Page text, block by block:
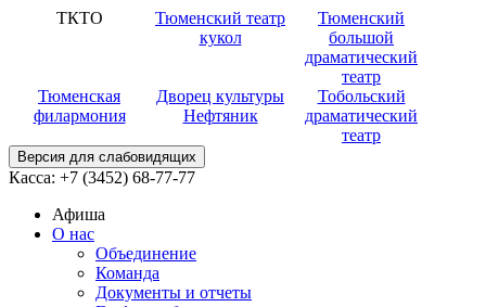
ТКТО
Тюменский театр
кукол
Тюменский
большой
драматический
театр
Тюменская
филармония
Дворец культуры
Нефтяник
Тобольский
драматический
театр
Версия для слабовидящих
Касса: +7 (3452) 68-77-77
Афиша
О нас
Объединение
Команда
Документы и отчеты